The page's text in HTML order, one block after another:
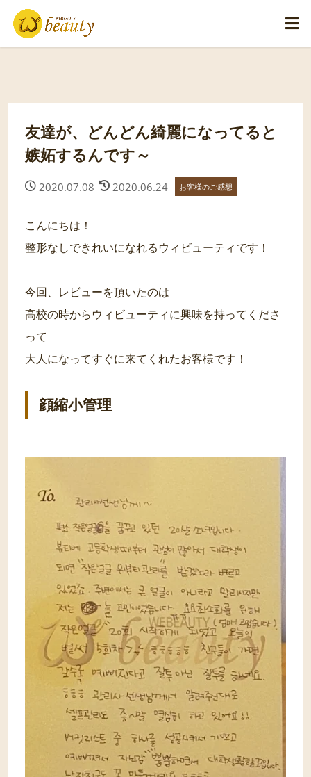
友達が、どんどん綺麗になってると
嫉妬するんです～
2020.07.08 2020.06.24 お客様のご感想
こんにちは！
整形なしできれいになれるウィビューティです！
今回、レビューを頂いたのは
高校の時からウィビューティに興味を持ってくださ
って
大人になってすぐに来てくれたお客様です！
顔縮小管理